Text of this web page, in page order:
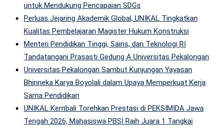
untuk Mendukung Pencapaian SDGs
Perluas Jejaring Akademik Global, UNIKAL Tingkatkan
Kualitas Pembelajaran Magister Hukum Konstruksi
Menteri Pendidikan Tinggi, Sains, dan Teknologi RI
Tandatangani Prasasti Gedung A Universitas Pekalongan
Universitas Pekalongan Sambut Kunjungan Yayasan
Bhinneka Karya Boyolali dalam Upaya Memperkuat Kerja
Sama Pendidikan
UNIKAL Kembali Torehkan Prestasi di PEKSIMIDA Jawa
Tengah 2026, Mahasiswa PBSI Raih Juara 1 Tangkai